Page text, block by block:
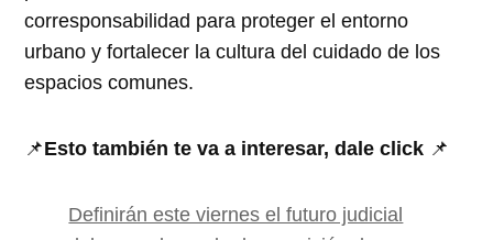
corresponsabilidad para proteger el entorno
urbano y fortalecer la cultura del cuidado de los
espacios comunes.
📌Esto también te va a interesar, dale click 📌
Definirán este viernes el futuro judicial